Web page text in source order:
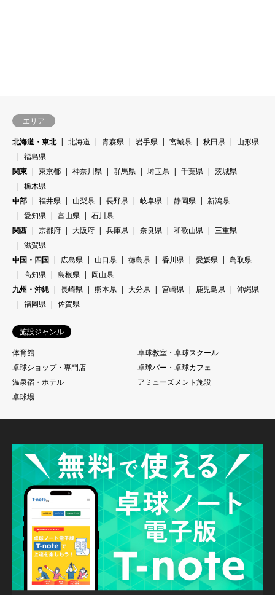
エリア
北海道・東北
北海道 青森県 岩手県 宮城県 秋田県
山形県
福島県
関東
東京都 神奈川県 群馬県 埼玉県 千葉県
茨城県
栃木県
中部
福井県 山梨県 長野県 岐阜県 静岡県
新潟県
愛知県
富山県
石川県
関西
京都府 大阪府 兵庫県 奈良県 和歌山県
三重県
滋賀県
中国・四国
広島県 山口県 徳島県 香川県 愛媛県
鳥取県
高知県
島根県
岡山県
九州・沖縄
長崎県 熊本県 大分県 宮崎県 鹿児島県
沖縄県
福岡県
佐賀県
施設ジャンル
体育館
卓球教室・卓球スクール
卓球ショップ・専門店
卓球バー・卓球カフェ
温泉宿・ホテル
アミューズメント施設
卓球場